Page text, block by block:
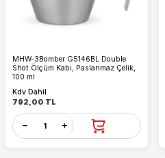
MHW-3Bomber G5146BL Double
Shot Ölçüm Kabı, Paslanmaz Çelik,
100 ml
Kdv Dahil
792,00 TL